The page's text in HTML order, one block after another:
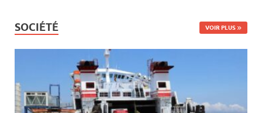
SOCIÉTÉ VOIR PLUS